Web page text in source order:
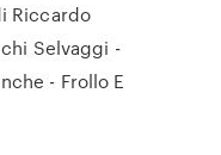
Riccardo
Selvaggi -
- Frollo E